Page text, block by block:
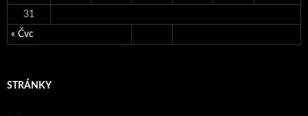
« Čvc
31
STRÁNKY